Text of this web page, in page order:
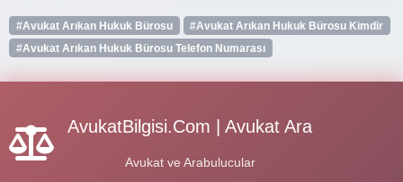
#Avukat Arıkan Hukuk Bürosu
#Avukat Arıkan Hukuk Bürosu Kimdir
#Avukat Arıkan Hukuk Bürosu Telefon Numarası
AvukatBilgisi.Com | Avukat Ara
Avukat ve Arabulucular